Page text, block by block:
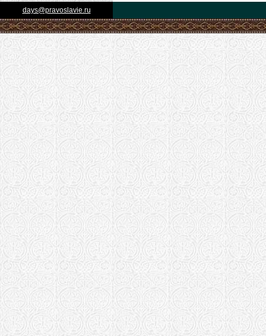
days@pravoslavie.ru